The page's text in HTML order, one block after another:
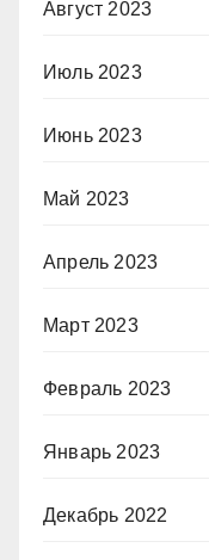
Август 2023
Июль 2023
Июнь 2023
Май 2023
Апрель 2023
Март 2023
Февраль 2023
Январь 2023
Декабрь 2022